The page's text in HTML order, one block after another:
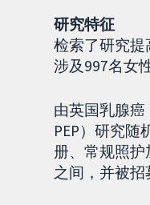
研究特征
检索了研究
涉及997名女性
由英国乳腺癌
PEP）研究
册、常规照
之间，并被招